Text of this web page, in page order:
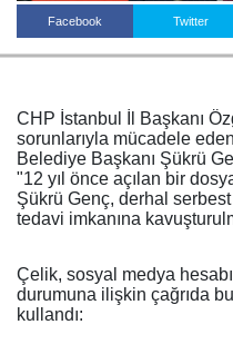
Facebook Twitter
CHP İstanbul İl Başkanı
sorunlarıyla mücadele
Belediye Başkanı Şükrü
"12 yıl önce açılan bir
Şükrü Genç, derhal serbest
tedavi imkanına
Çelik, sosyal medya
durumuna ilişkin çağrıda
kullandı: